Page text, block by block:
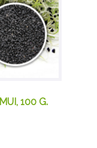
100 G.